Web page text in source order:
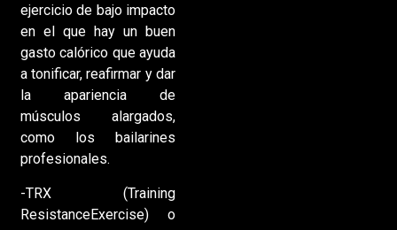
ejercicio de bajo impacto
en el que hay un buen
gasto calórico que ayuda
a tonificar, reafirmar y dar
la apariencia de
músculos alargados,
como los bailarines
profesionales.
-TRX (Training
ResistanceExercise) o